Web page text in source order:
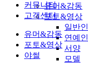
유머&감동
포토&영상
일반인
연예인
서양
모델
커뮤니티
고객센터
유머&감동
포토&영상
야썰